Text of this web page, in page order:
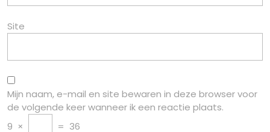
Site
Mijn naam, e-mail en site bewaren in deze browser voor
de volgende keer wanneer ik een reactie plaats.
9 × = 36